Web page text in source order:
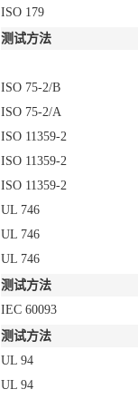
ISO 179
测试方法
ISO 75-2/B
ISO 75-2/A
ISO 11359-2
ISO 11359-2
ISO 11359-2
UL 746
UL 746
UL 746
测试方法
IEC 60093
测试方法
UL 94
UL 94